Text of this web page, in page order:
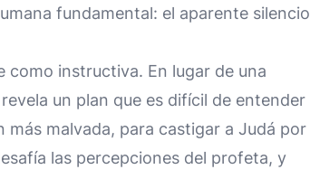
fundamental: el aparente silencio
como instructiva. En lugar de una
un plan que es difícil de entender
más malvada, para castigar a Judá por
las percepciones del profeta, y